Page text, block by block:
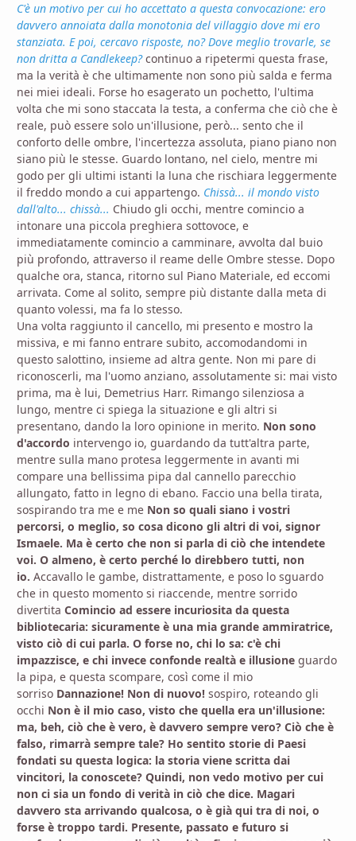
C'è un motivo per cui ho accettato a questa convocazione: ero
davvero annoiata dalla monotonia del villaggio dove mi ero
stanziata. E poi, cercavo risposte, no? Dove meglio trovarle, se
non dritta a Candlekeep?continuo a ripetermi questa frase,
ma la verità è che ultimamente non sono più salda e ferma
nei miei ideali. Forse ho esagerato un pochetto, l'ultima
volta che mi sono staccata la testa, a conferma che ciò che è
reale, può essere solo un'illusione, però... sento che il
conforto delle ombre, l'incertezza assoluta, piano piano non
siano più le stesse. Guardo lontano, nel cielo, mentre mi
godo per gli ultimi istanti la luna che rischiara leggermente
il freddo mondo a cui appartengo. Chissà... il mondo visto
dall'alto... chissà... Chiudo gli occhi, mentre comincio a
intonare una piccola preghiera sottovoce, e
immediatamente comincio a camminare, avvolta dal buio
più profondo, attraverso il reame delle Ombre stesse. Dopo
qualche ora, stanca, ritorno sul Piano Materiale, ed eccomi
arrivata. Come al solito, sempre più distante dalla meta di
quanto volessi, ma fa lo stesso.
Una volta raggiunto il cancello, mi presento e mostro la
missiva, e mi fanno entrare subito, accomodandomi in
questo salottino, insieme ad altra gente. Non mi pare di
riconoscerli, ma l'uomo anziano, assolutamente si: mai visto
prima, ma è lui, Demetrius Harr. Rimango silenziosa a
lungo, mentre ci spiega la situazione e gli altri si
presentano, dando la loro opinione in merito. Non sono
d'accordo intervengo io, guardando da tutt'altra parte,
mentre sulla mano protesa leggermente in avanti mi
compare una bellissima pipa dal cannello parecchio
allungato, fatto in legno di ebano. Faccio una bella tirata,
sospirando tra me e me Non so quali siano i vostri
percorsi, o meglio, so cosa dicono gli altri di voi, signor
Ismaele. Ma è certo che non si parla di ciò che intendete
voi. O almeno, è certo perché lo direbbero tutti, non
io. Accavallo le gambe, distrattamente, e poso lo sguardo
che in questo momento si riaccende, mentre sorrido
divertita Comincio ad essere incuriosita da questa
bibliotecaria: sicuramente è una mia grande ammiratrice,
visto ciò di cui parla. O forse no, chi lo sa: c'è chi
impazzisce, e chi invece confonde realtà e illusione guardo
la pipa, e questa scompare, così come il mio
sorriso Dannazione! Non di nuovo! sospiro, roteando gli
occhi Non è il mio caso, visto che quella era un'illusione:
ma, beh, ciò che è vero, è davvero sempre vero? Ciò che è
falso, rimarrà sempre tale? Ho sentito storie di Paesi
fondati su questa logica: la storia viene scritta dai
vincitori, la conoscete? Quindi, non vedo motivo per cui
non ci sia un fondo di verità in ciò che dice. Magari
davvero sta arrivando qualcosa, o è già qui tra di noi, o
forse è troppo tardi. Presente, passato e futuro si